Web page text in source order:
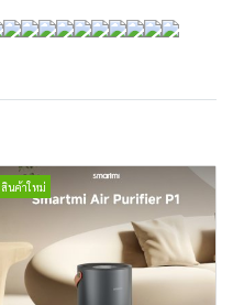
สินค้าใหม่